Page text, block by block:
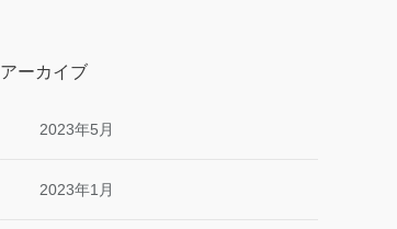
アーカイブ
2023年5月
2023年1月